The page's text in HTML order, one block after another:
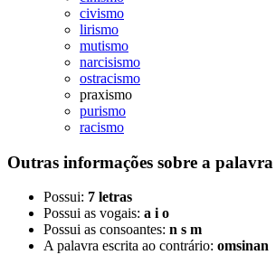
civismo
lirismo
mutismo
narcisismo
ostracismo
praxismo
purismo
racismo
Outras informações sobre a palavra
Possui: 7 letras
Possui as vogais: a i o
Possui as consoantes: n s m
A palavra escrita ao contrário: omsinan